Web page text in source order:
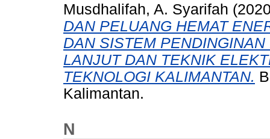
Musdhalifah, A. Syarifah
DAN PELUANG HEMAT
DAN SISTEM
LANJUT DAN TEKNIK
TEKNOLOGI KALIMANTAN.
Kalimantan.
N